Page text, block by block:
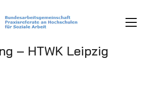
– HTWK Leipzig